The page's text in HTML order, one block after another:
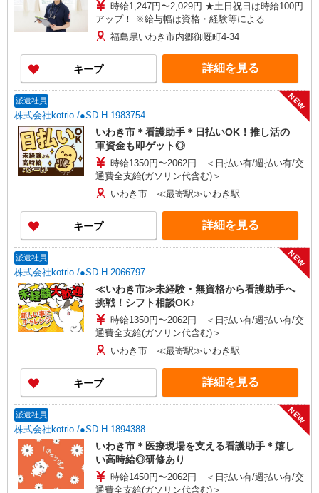
時給1,247円〜2,029円 ★土日祝日は時給100円
アップ！ ※給与幅は資格・経験等による
福島県いわき市内郷御厩町4-34
キープ 詳細を見る
派遣社員
株式会社kotrio /●SD-H-1983754
NEW
いわき市＊看護助手＊日払いOK！推し活の
軍資金も即ゲット◎
時給1350円〜2062円 ＜日払い有/週払い有/交
通費全支給(ガソリン代含む)＞
いわき市 ≪最寄駅≫いわき駅
キープ 詳細を見る
派遣社員
株式会社kotrio /●SD-H-2066797
NEW
≪いわき市≫未経験・無資格から看護助手へ
挑戦！シフト相談OK♪
時給1350円〜2062円 ＜日払い有/週払い有/交
通費全支給(ガソリン代含む)＞
いわき市 ≪最寄駅≫いわき駅
キープ 詳細を見る
派遣社員
株式会社kotrio /●SD-H-1894388
NEW
いわき市＊医療現場を支える看護助手＊嬉し
い高時給◎研修あり
時給1450円〜2062円 ＜日払い有/週払い有/交
通費全支給(ガソリン代含む)＞